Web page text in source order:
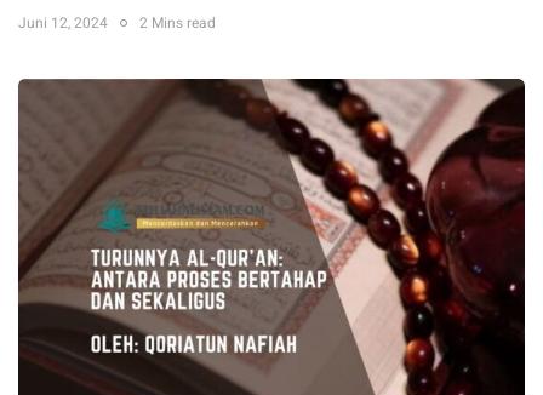
Juni 12, 2024 2 Mins read